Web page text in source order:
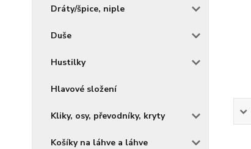
Dráty/špice, niple
Duše
Hustilky
Hlavové složení
Kliky, osy, převodníky, kryty
Košíky na láhve a láhve